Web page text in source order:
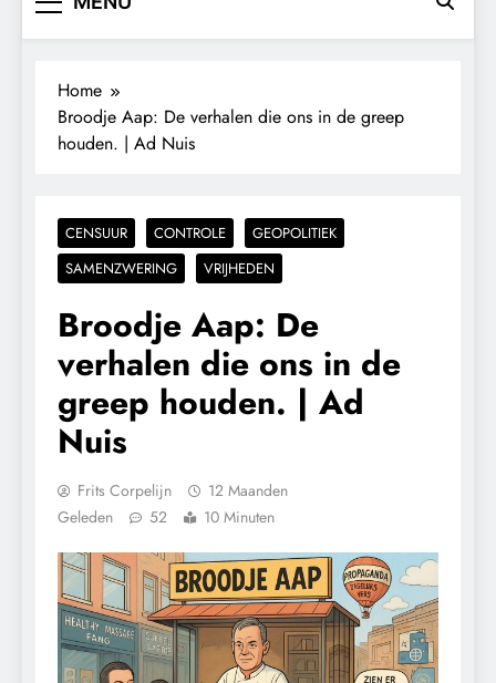
Home
Broodje Aap: De verhalen die ons in de greep
houden. | Ad Nuis
CENSUUR CONTROLE
GEOPOLITIEK
SAMENZWERING
VRIJHEDEN
Broodje Aap: De
verhalen die ons in de
greep houden. | Ad
Nuis
Frits Corpelijn
12 Maanden
Geleden
52 10 Minuten